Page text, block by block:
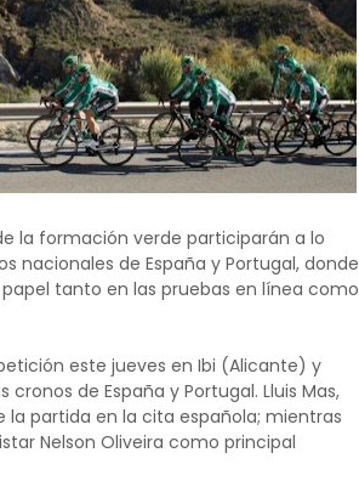
la formación verde participarán a lo
nacionales de España y Portugal, donde
tanto en las pruebas en línea como
este jueves en Ibi (Alicante) y
de España y Portugal. Lluis Mas,
la partida en la cita española; mientras
Nelson Oliveira como principal